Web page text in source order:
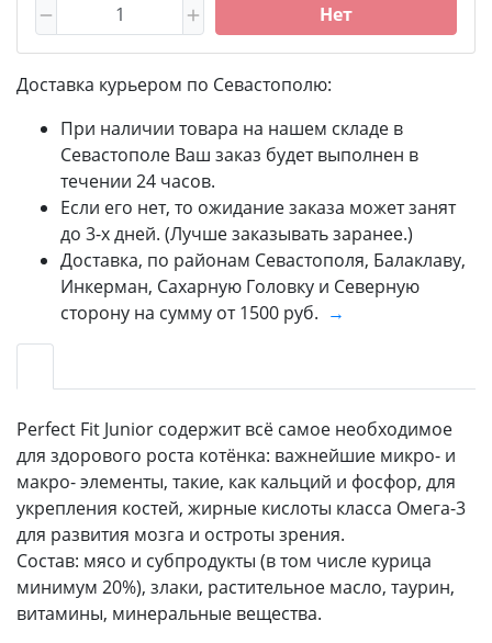
Нет
Доставка курьером по Севастополю:
При наличии товара на нашем складе в
Севастополе Ваш заказ будет выполнен в
течении 24 часов.
Если его нет, то ожидание заказа может занят
до 3-х дней. (Лучше заказывать заранее.)
Доставка, по районам Севастополя, Балаклаву,
Инкерман, Сахарную Головку и Северную
сторону на сумму от 1500 руб. →
Perfect Fit Junior cодержит всё самое необходимое
для здорового роста котёнка: важнейшие микро- и
макро- элементы, такие, как кальций и фосфор, для
укрепления костей, жирные кислоты класса Омега-3
для развития мозга и остроты зрения.
Состав: мясо и субпродукты (в том числе курица
минимум 20%), злаки, растительное масло, таурин,
витамины, минеральные вещества.